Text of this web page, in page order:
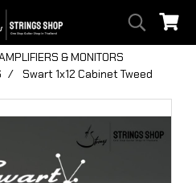
& MONITORS
Swart 1x12 Cabinet Tweed